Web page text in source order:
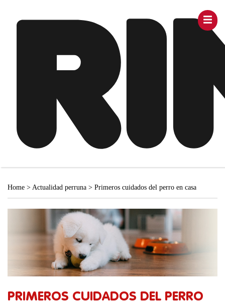
Home > Actualidad perruna > Primeros cuidados del perro en casa
PRIMEROS CUIDADOS DEL PERRO